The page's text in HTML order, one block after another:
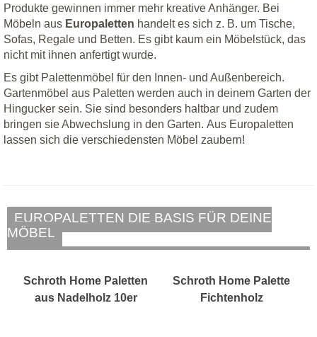
Produkte gewinnen immer mehr kreative Anhänger. Bei
Möbeln aus Europaletten handelt es sich z. B. um Tische,
Sofas, Regale und Betten. Es gibt kaum ein Möbelstück, das
nicht mit ihnen anfertigt wurde.
Es gibt Palettenmöbel für den Innen- und Außenbereich.
Gartenmöbel aus Paletten werden auch in deinem Garten der
Hingucker sein. Sie sind besonders haltbar und zudem
bringen sie Abwechslung in den Garten. Aus Europaletten
lassen sich die verschiedensten Möbel zaubern!
EUROPALETTEN DIE BASIS FÜR DEINE
MÖBEL
Schroth Home Paletten
aus Nadelholz 10er
Schroth Home Palette
Fichtenholz